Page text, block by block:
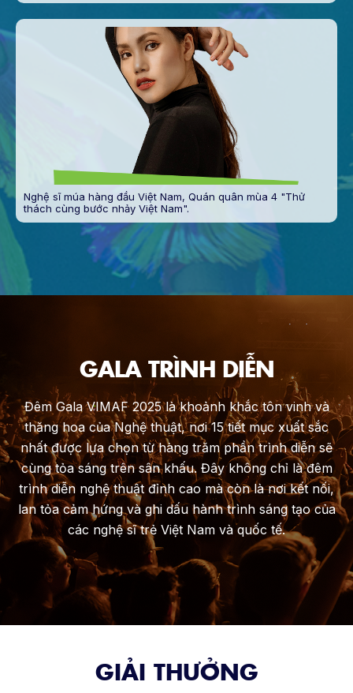
Nghệ sĩ múa hàng đầu Việt Nam, Quán quân mùa 4 "Thử
thách cùng bước nhảy Việt Nam".
GALA TRÌNH DIỄN
Đêm Gala VIMAF 2025 là khoảnh khắc tôn vinh và
thăng hoa của Nghệ thuật, nơi 15 tiết mục xuất sắc
nhất được lựa chọn từ hàng trăm phần trình diễn sẽ
cùng tỏa sáng trên sân khấu. Đây không chỉ là đêm
trình diễn nghệ thuật đỉnh cao mà còn là nơi kết nối,
lan tỏa cảm hứng và ghi dấu hành trình sáng tạo của
các nghệ sĩ trẻ Việt Nam và quốc tế.
GIẢI THƯỞNG